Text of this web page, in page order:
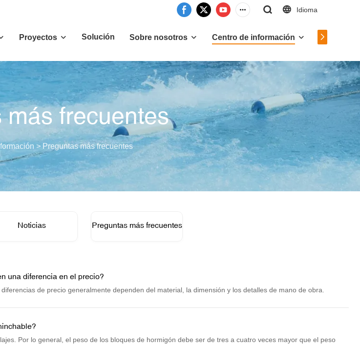
Idioma
Proyectos Solución Sobre nosotros Centro de información
más frecuentes
> Preguntas más frecuentes
Noticias Preguntas más frecuentes
una diferencia en el precio?
de precio generalmente dependen del material, la dimensión y los detalles de mano de obra.
Por lo general, el peso de los bloques de hormigón debe ser de tres a cuatro veces mayor que el peso